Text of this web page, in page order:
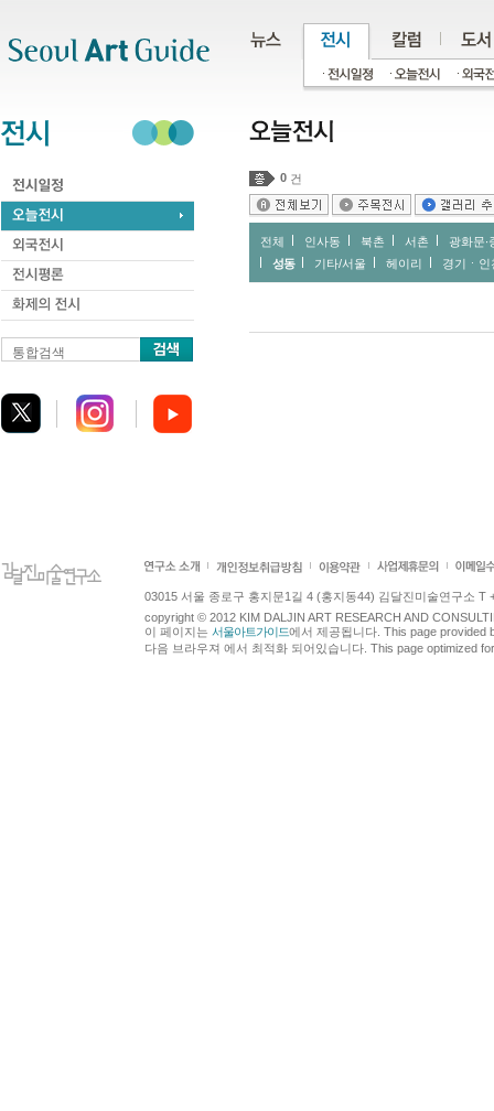
통합검색
0 건
전체 인사동 북촌 서촌
광화문∙
성동
기타/서울 헤이리 경기ㆍ인
03015 서울 종로구 홍지문1길 4 (홍지동44) 김달진미술연구소 T
copyright © 2012 KIM DALJIN ART RESEARCH AND
이 페이지는 서울아트가이드에서 제공됩니다. This page provided
다음 브라우져 에서 최적화 되어있습니다. This page optimized